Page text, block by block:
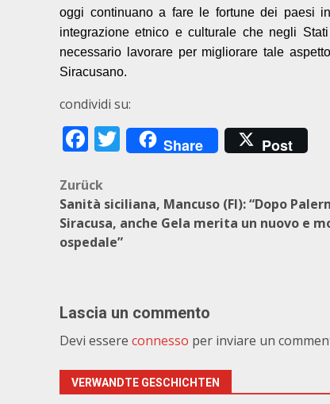
oggi continuano a fare le fortune dei paesi
integrazione etnico e culturale che negli
necessario lavorare per migliorare tale
Siracusano.
condividi su:
Facebook
Twitter
Share Post
Beitragsnavigation
Zurück
Sanità siciliana, Mancuso (FI): “Dopo
Siracusa, anche Gela merita un nuovo e
ospedale”
Lascia un commento
Devi essere connesso per inviare un
VERWANDTE GESCHICHTEN